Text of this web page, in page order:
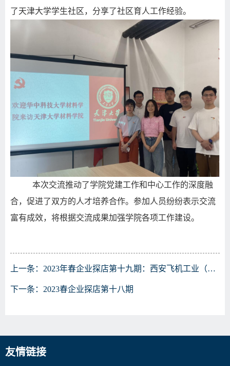
了天津大学学生社区，分享了社区育人工作经验。
本次交流推动了学院党建工作和中心工作的深度融
合，促进了双方的人才培养合作。参加人员纷纷表示交流
富有成效，将根据交流成果加强学院各项工作建设。
上一条： 2023年春企业探店第十九期：西安飞机工业（集团）——军工篇
下一条： 2023春企业探店第十八期
友情链接